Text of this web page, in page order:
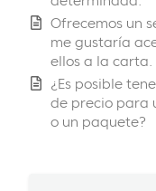
Ofrecemos un
me gustaría
ellos a la carta.
¿Es posible
de precio para
o un paquete?